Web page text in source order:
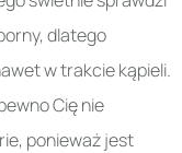
dlatego
w trakcie kąpieli.
Cię nie
ponieważ jest